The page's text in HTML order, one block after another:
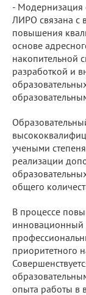
- Модернизация
ЛИРО связана с
повышения
основе
накопительной
разработкой и
учеными
реализации
общего
В процессе
инновационный
приоритетного
опыта работы в